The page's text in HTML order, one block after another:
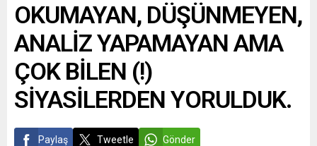
OKUMAYAN, DÜŞÜNMEYEN,
ANALİZ YAPAMAYAN AMA
ÇOK BİLEN (!)
SİYASİLERDEN YORULDUK.
Paylaş Tweetle Gönder